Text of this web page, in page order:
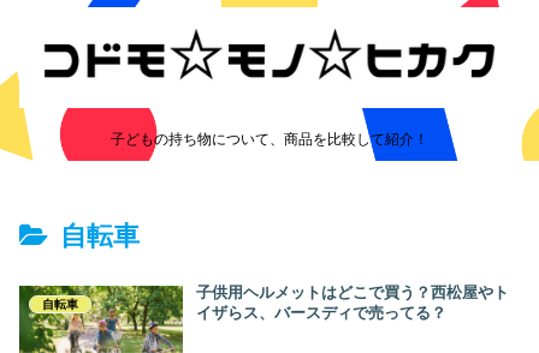
子どもの持ち物について、商品を比較して紹介！
自転車
自転車
子供用ヘルメットはどこで買う？西松屋やト
イザらス、バースディで売ってる？